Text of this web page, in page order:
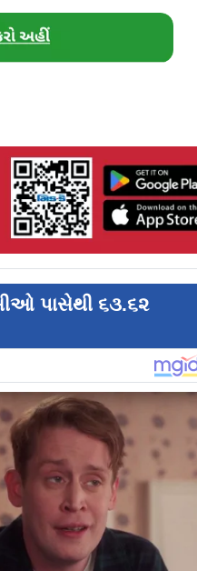
પાસેથી ૬૩.૬૨